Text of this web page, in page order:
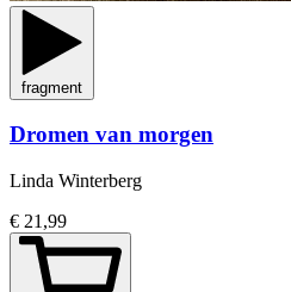
fragment
Dromen van morgen
Linda Winterberg
€ 21,99